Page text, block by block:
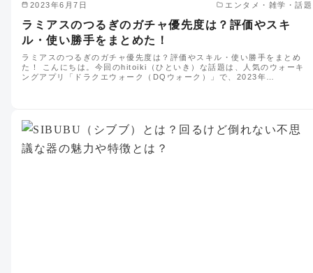
2023年6月7日 エンタメ・雑学・話題
ラミアスのつるぎのガチャ優先度は？評価やスキ
ル・使い勝手をまとめた！
ラミアスのつるぎのガチャ優先度は？評価やスキル・使い勝手をまとめ
た！ こんにちは。今回のhitoiki（ひといき）な話題は、人気のウォーキ
ングアプリ「ドラクエウォーク（DQウォーク）」で、2023年…